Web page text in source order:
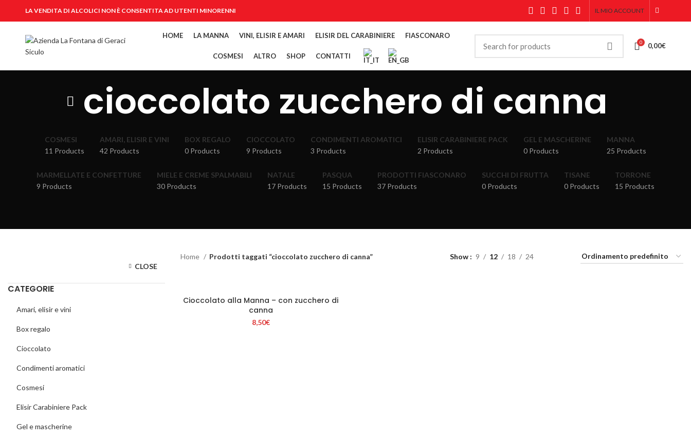
LA VENDITA DI ALCOLICI NON È CONSENTITA AD UTENTI MINORENNI IL MIO ACCOUNT
HOME LA MANNA VINI, ELISIR E AMARI ELISIR DEL CARABINIERE FIASCONARO
COSMESI ALTRO SHOP CONTATTI
0 0,00€
cioccolato zucchero di canna
COSMESI
11 Products
AMARI, ELISIR E VINI
42 Products
BOX REGALO
0 Products
CIOCCOLATO
9 Products
CONDIMENTI AROMATICI
3 Products
ELISIR CARABINIERE PACK
2 Products
GEL E MASCHERINE
0 Products
MANNA
25 Products
MARMELLATE E CONFETTURE
9 Products
MIELE E CREME SPALMABILI
30 Products
NATALE
17 Products
PASQUA
15 Products
PRODOTTI FIASCONARO
37 Products
SUCCHI DI FRUTTA
0 Products
TISANE
0 Products
TORRONE
15 Products
CLOSE
CATEGORIE
Amari, elisir e vini
Box regalo
Cioccolato
Condimenti aromatici
Cosmesi
Elisir Carabiniere Pack
Gel e mascherine
Home Prodotti taggati “cioccolato zucchero di canna” Show 9 12 18 24
AGGIUNGI AL CARRELLO
Cioccolato alla Manna – con zucchero di
canna
8,50€